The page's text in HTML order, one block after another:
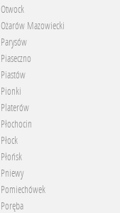
Otwock
Ożarów Mazowiecki
Parysów
Piaseczno
Piastów
Pionki
Platerów
Płochocin
Płock
Płońsk
Pniewy
Pomiechówek
Poręba